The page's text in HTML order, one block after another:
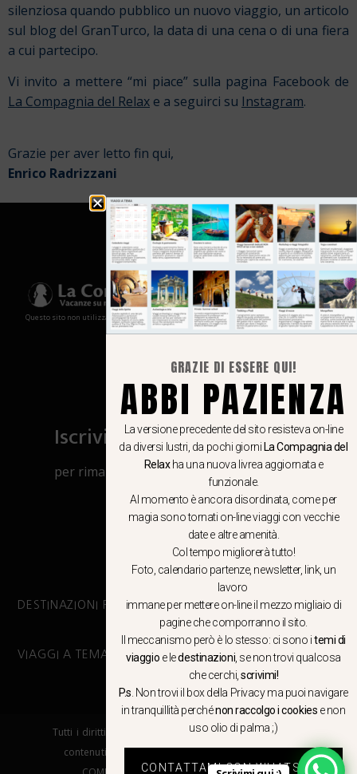
silenziosa quando pubblico un nuovo viaggio, un articolo
sul blog del GranTurco, la data di una cena o di una fiera
a cui partecipo.
Vi invito a mettere “mi piace” sulla pagina Facebook de
La Compagnia del Relax e a seguirci su Instagram.
Grazie per aver letto fin qui,
Enrico Radrizzani
Questo sito non utilizza cookies e non memorizza in alcun modo le tue informazioni
Iscriviti al canale Whatsapp
per rimanere aggiornato su viaggi, eventi
e notizie!
CLICCA QUI
DESTINAZIONI PRINCIPALI
VIAGGI A TEMA
Tutti i diritti riservati. E’ vietata la copia e la riproduzione dei
contenuti in qualsiasi modo o forma. – COPYRIGHT ©LA
GRAZIE DI ESSERE QUI!
ABBI PAZIENZA
La versione precedente del sito resisteva on-line
da diversi lustri, da pochi giorni La Compagnia del
Relaxha una nuova livrea aggiornata e
funzionale.
Al momento è ancora disordinata, come per
magia sono tornati on-line viaggi con vecchie
date e altre amenità.
Col tempo migliorerà tutto!
Foto, calendario partenze, newsletter, link, un
lavoro
immane per mettere on-line il mezzo migliaio di
pagine che comporranno il sito.
Il meccanismo però è lo stesso: ci sono itemi di
viaggio e ledestinazioni , se non trovi qualcosa
che cerchi,scrivimi!
P.s . Non trovi il box della Privacy ma puoi navigare
in tranquillità perchénon raccolgo i cookies e non
uso olio di palma ;)
CONTATTAMI CON WHATSAPP